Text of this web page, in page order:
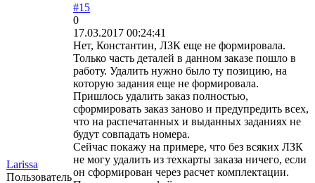
Larissa
Пользователь
#15
0
17.03.2017 00:24:41
Нет, Константин, ЛЗК еще не формировала.
Только часть деталей в данном заказе пошло в
работу. Удалить нужно было ту позицию, на
которую задания еще не формировала.
Пришлось удалить заказ полностью,
сформировать заказ заново и предупредить всех,
что на распечатанных и выданных заданиях не
будут совпадать номера.
Сейчас покажу на примере, что без всяких ЛЗК
не могу удалить из техкарты заказа ничего, если
он сформирован через расчет комплектации.